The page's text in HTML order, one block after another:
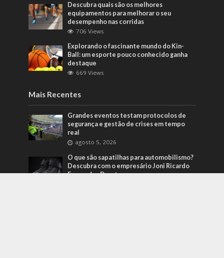
Descubra quais são os melhores
equipamentos para melhorar o seu
desempenho nas corridas
706 Views
Explorando o fascinante mundo do Kin-
Ball: um esporte pouco conhecido ganha
destaque
669 Views
Mais Recentes
Grandes eventos testam protocolos de
segurança e gestão de crises em tempo
real
agosto 5, 2026
O que são sapatilhas para automobilismo?
Descubra com o empresário Joni Ricardo
Fernandes Duarte